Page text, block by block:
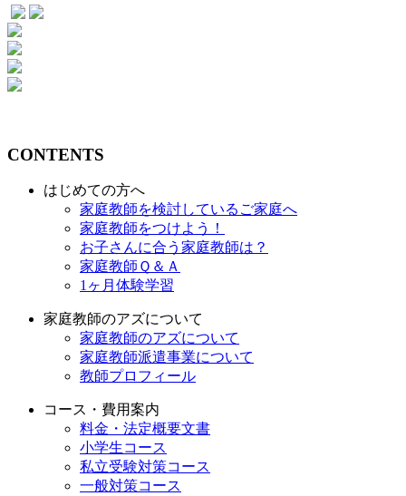
CONTENTS
はじめての方へ
家庭教師を検討しているご家庭へ
家庭教師をつけよう！
お子さんに合う家庭教師は？
家庭教師Ｑ＆Ａ
1ヶ月体験学習
家庭教師のアズについて
家庭教師のアズについて
家庭教師派遣事業について
教師プロフィール
コース・費用案内
料金・法定概要文書
小学生コース
私立受験対策コース
一般対策コース